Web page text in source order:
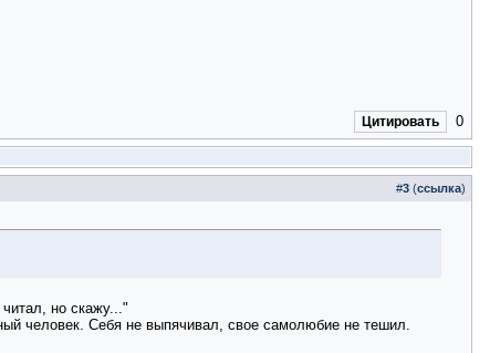
Цитировать 0
#3 (ссылка)
но скажу..."
человек. Себя не выпячивал, свое самолюбие не тешил.